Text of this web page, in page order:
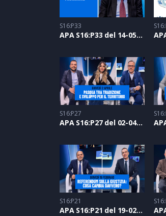
S16:P33
APA S16:P33 del 14-05-2026
S16:P27
APA S16:P27 del 02-04-2026
S16:P21
APA S16:P21 del 19-02-2026